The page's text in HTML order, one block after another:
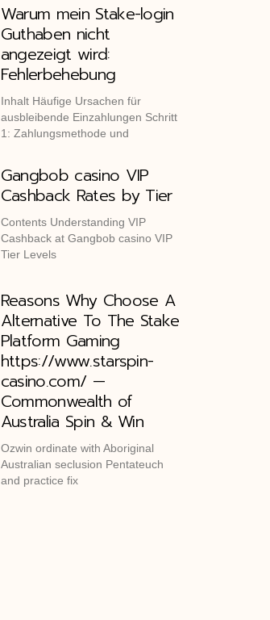
Warum mein Stake-login
Guthaben nicht
angezeigt wird:
Fehlerbehebung
Inhalt Häufige Ursachen für
ausbleibende Einzahlungen Schritt
1: Zahlungsmethode und
Gangbob casino VIP
Cashback Rates by Tier
Contents Understanding VIP
Cashback at Gangbob casino VIP
Tier Levels
Reasons Why Choose A
Alternative To The Stake
Platform Gaming
https://www.starspin-
casino.com/ —
Commonwealth of
Australia Spin & Win
Ozwin ordinate with Aboriginal
Australian seclusion Pentateuch
and practice fix